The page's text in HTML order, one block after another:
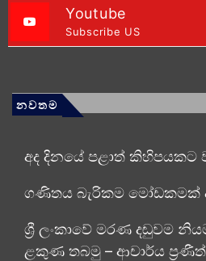
Youtube
Subscribe US
නවතම
අද දිනයේ පළාත් කිහිපයකට
ගණිතය බැරිකම මෝඩකමක්
ශ්‍රී ලංකාවේ මරණ දඬුවම
ළකුණ තබමු – ආචාර්ය